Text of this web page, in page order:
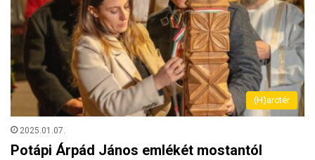
(H)arctér
2025.01.07.
Potápi Árpád János emlékét mostantól